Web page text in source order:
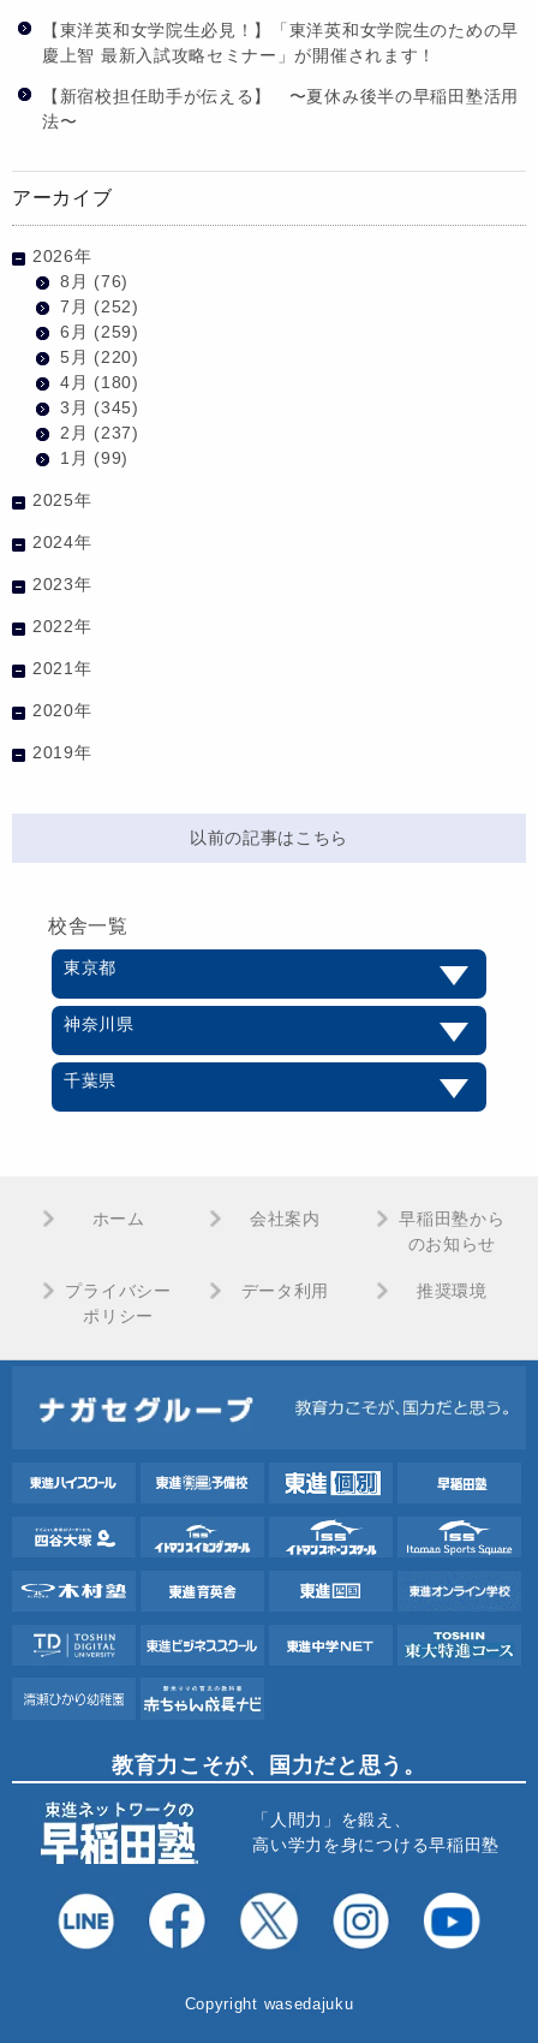
【東洋英和女学院生必見！】「東洋英和女学院生のための早
慶上智 最新入試攻略セミナー」が開催されます！
【新宿校担任助手が伝える】 〜夏休み後半の早稲田塾活用
法〜
アーカイブ
2026年
8月 (76)
7月 (252)
6月 (259)
5月 (220)
4月 (180)
3月 (345)
2月 (237)
1月 (99)
2025年
2024年
2023年
2022年
2021年
2020年
2019年
以前の記事はこちら
校舎一覧
東京都
神奈川県
千葉県
ホーム 会社案内
早稲田塾から
のお知らせ
プライバシー
ポリシー
データ利用 推奨環境
教育力こそが、国力だと思う。
「人間力」を鍛え、
高い学力を身につける早稲田塾
Copyright wasedajuku